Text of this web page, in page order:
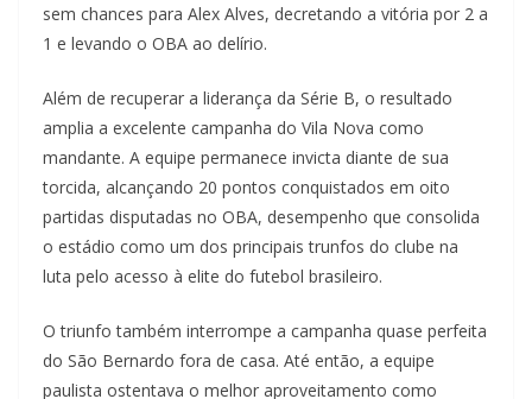
sem chances para Alex Alves, decretando a vitória por 2 a
1 e levando o OBA ao delírio.
Além de recuperar a liderança da Série B, o resultado
amplia a excelente campanha do Vila Nova como
mandante. A equipe permanece invicta diante de sua
torcida, alcançando 20 pontos conquistados em oito
partidas disputadas no OBA, desempenho que consolida
o estádio como um dos principais trunfos do clube na
luta pelo acesso à elite do futebol brasileiro.
O triunfo também interrompe a campanha quase perfeita
do São Bernardo fora de casa. Até então, a equipe
paulista ostentava o melhor aproveitamento como